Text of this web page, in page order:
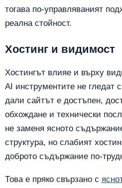
тогава по-управляваният
реална стойност.
Хостинг и видимост
Хостингът влияе и върху
AI инструментите не гледат
дали сайтът е достъпен,
обхождане и технически
не заменя ясното
структура, но слабият
доброто съдържание по-
Това е пряко свързано с